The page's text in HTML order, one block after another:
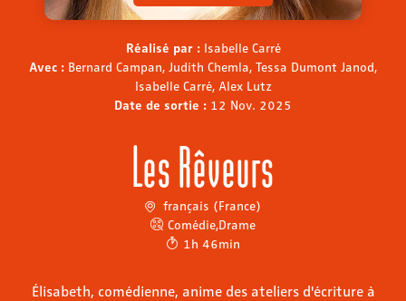
Réalisé par : Isabelle Carré
Avec : Bernard Campan, Judith Chemla, Tessa Dumont Janod,
Isabelle Carré, Alex Lutz
Date de sortie : 12 Nov. 2025
Les Rêveurs
français (France)
Comédie,Drame
1h 46min
Élisabeth, comédienne, anime des ateliers d'écriture à